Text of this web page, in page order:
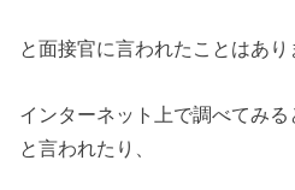
と面接官に言われたことはあり
インターネット上で調べてみる
と言われたり、